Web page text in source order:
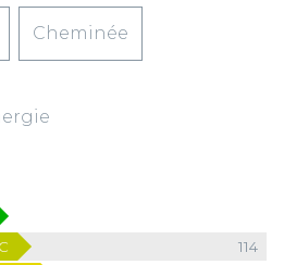
Cheminée
C
114